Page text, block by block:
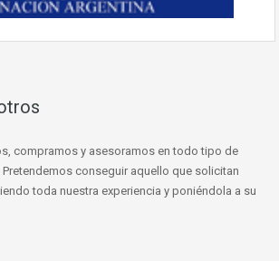
compramos y asesoramos en todo tipo de
conseguir aquello que solicitan
toda nuestra experiencia y poniéndola a su